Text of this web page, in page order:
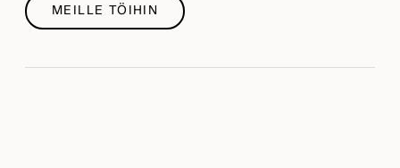
MEILLE TÖIHIN